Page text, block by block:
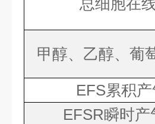
总细胞在
甲醇、乙醇、葡
EFS累积
EFSR瞬时产